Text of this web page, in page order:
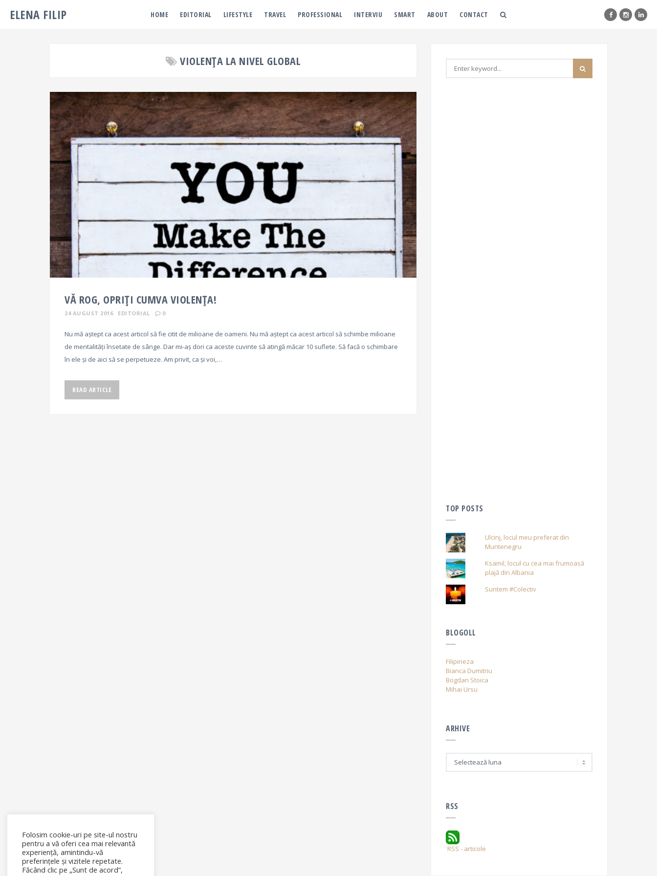
ELENA FILIP HOME EDITORIAL LIFESTYLE TRAVEL PROFESSIONAL INTERVIU SMART ABOUT CONTACT
VIOLENȚA LA NIVEL GLOBAL
VĂ ROG, OPRIȚI CUMVA VIOLENȚA!
24 AUGUST 2016 EDITORIAL 0
Nu mă aștept ca acest articol să fie citit de milioane de oameni. Nu mă aștept ca acest articol să schimbe milioane
de mentalități însetate de sânge. Dar mi-aș dori ca aceste cuvinte să atingă măcar 10 suflete. Să facă o schimbare
în ele și de aici să se perpetueze. Am privit, ca și voi,…
READ ARTICLE
TOP POSTS
Ulcinj, locul meu preferat din
Muntenegru
Ksamil, locul cu cea mai frumoasă
plajă din Albania
Suntem #Colectiv
BLOGOLL
Filipineza
Bianca Dumitriu
Bogdan Stoica
Mihai Ursu
ARHIVE
RSS
RSS - articole
Folosim cookie-uri pe site-ul nostru
pentru a vă oferi cea mai relevantă
experiență, amintindu-vă
preferințele și vizitele repetate.
Făcând clic pe „Sunt de acord”,